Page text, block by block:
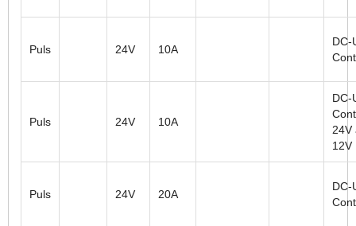
Puls 24V 10A
DC-
Puls 24V 10A
DC-
24V
12V
Puls 24V 20A
DC-